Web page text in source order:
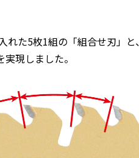
れた5枚1組の「組合せ刃」と
現しました。